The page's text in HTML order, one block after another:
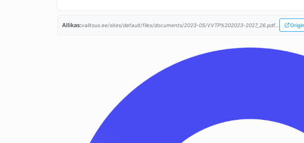
Allikas:valitsus.ee/sites/default/files/documents/2023-05/VVTP%202023-2027_26.pdf...